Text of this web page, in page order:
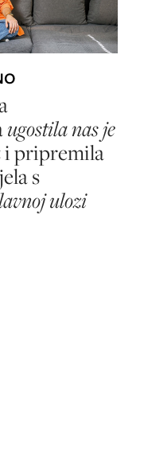
ugostila nas je
i pripremila
s
ulozi